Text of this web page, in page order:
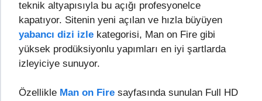
teknik altyapısıyla bu açığı profesyonelce
kapatıyor. Sitenin yeni açılan ve hızla büyüyen
yabancı dizi izle kategorisi, Man on Fire gibi
yüksek prodüksiyonlu yapımları en iyi şartlarda
izleyiciye sunuyor.
Özellikle Man on Fire sayfasında sunulan Full HD